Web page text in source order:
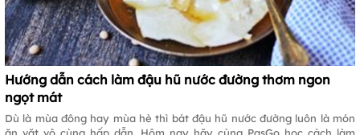
Hướng dẫn cách làm đậu hũ nước đường thơm ngon
ngọt mát
Dù là mùa đông hay mùa hè thì bát đậu hũ nước đường luôn là món